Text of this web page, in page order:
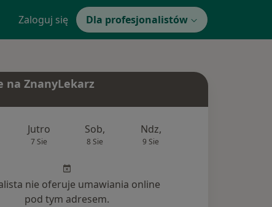
Zaloguj się Dla profesjonalistów
na ZnanyLekarz
Jutro
7 Sie
Sob,
8 Sie
Ndz,
9 Sie
nie oferuje umawiania online
pod tym adresem.